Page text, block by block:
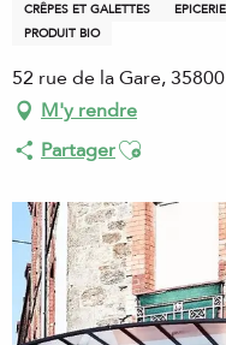
CRÊPES ET GALETTES
PRODUIT BIO
52 rue de la Gare,
M'y rendre
PartagerAjouter aux